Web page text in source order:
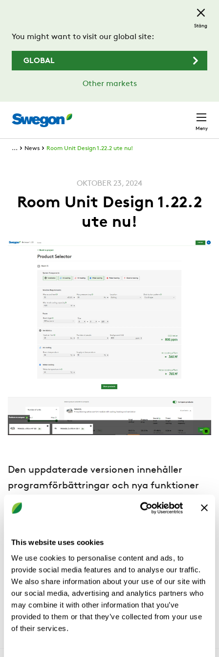
This website uses cookies
We use cookies to personalise content and ads, to
provide social media features and to analyse our traffic.
We also share information about your use of our site with
our social media, advertising and analytics partners who
may combine it with other information that you’ve
provided to them or that they’ve collected from your use
of their services.
You might want to visit our global site:
GLOBAL
Other markets
Stäng
Meny
... News Room Unit Design 1.22.2 ute nu!
OKTOBER 23, 2024
Room Unit Design 1.22.2
ute nu!
Den uppdaterade versionen innehåller
programförbättringar och nya funktioner
som:
produktväljaren användas för att lägga till fler
produkter
Uppdaterad CAD-plugin med mer funktionalitet